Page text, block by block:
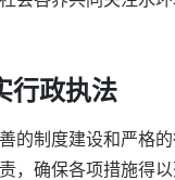
行政执法
的制度建设和严格
，确保各项措施得以